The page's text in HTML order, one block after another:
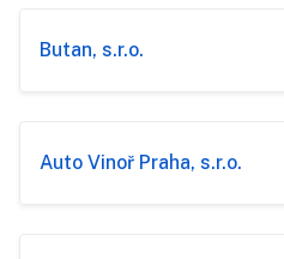
Butan, s.r.o.
Auto Vinoř Praha, s.r.o.